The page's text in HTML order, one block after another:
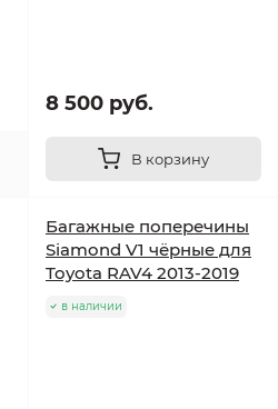
8 500 руб.
В корзину
Багажные поперечины
Siamond V1 чёрные для
Toyota RAV4 2013-2019
в наличии